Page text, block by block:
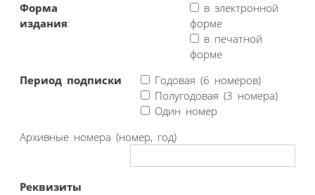
Форма
издания:
в электронной
форме
в печатной
форме
Период подписки
Годовая (6 номеров)
Полугодовая (3 номера)
Один номер
Архивные номера (номер, год)
Реквизиты